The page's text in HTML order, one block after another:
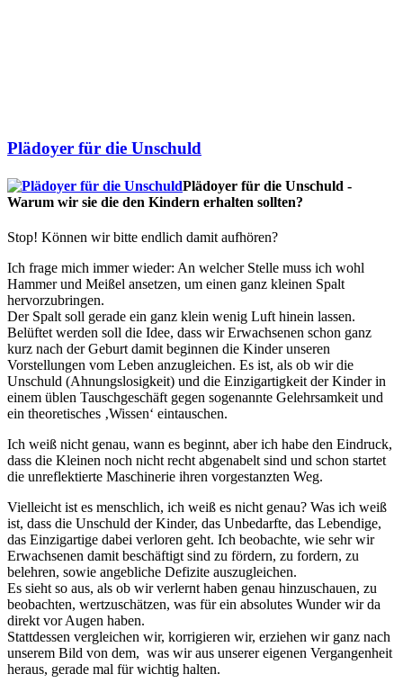
Plädoyer für die Unschuld
Plädoyer für die Unschuld -
Warum wir sie die den Kindern erhalten sollten?
Stop! Können wir bitte endlich damit aufhören?
Ich frage mich immer wieder: An welcher Stelle muss ich wohl
Hammer und Meißel ansetzen, um einen ganz kleinen Spalt
hervorzubringen.
Der Spalt soll gerade ein ganz klein wenig Luft hinein lassen.
Belüftet werden soll die Idee, dass wir Erwachsenen schon ganz
kurz nach der Geburt damit beginnen die Kinder unseren
Vorstellungen vom Leben anzugleichen. Es ist, als ob wir die
Unschuld (Ahnungslosigkeit) und die Einzigartigkeit der Kinder in
einem üblen Tauschgeschäft gegen sogenannte Gelehrsamkeit und
ein theoretisches ‚Wissen‘ eintauschen.
Ich weiß nicht genau, wann es beginnt, aber ich habe den Eindruck,
dass die Kleinen noch nicht recht abgenabelt sind und schon startet
die unreflektierte Maschinerie ihren vorgestanzten Weg.
Vielleicht ist es menschlich, ich weiß es nicht genau? Was ich weiß
ist, dass die Unschuld der Kinder, das Unbedarfte, das Lebendige,
das Einzigartige dabei verloren geht. Ich beobachte, wie sehr wir
Erwachsenen damit beschäftigt sind zu fördern, zu fordern, zu
belehren, sowie angebliche Defizite auszugleichen.
Es sieht so aus, als ob wir verlernt haben genau hinzuschauen, zu
beobachten, wertzuschätzen, was für ein absolutes Wunder wir da
direkt vor Augen haben.
Stattdessen vergleichen wir, korrigieren wir, erziehen wir ganz nach
unserem Bild von dem, was wir aus unserer eigenen Vergangenheit
heraus, gerade mal für wichtig halten.